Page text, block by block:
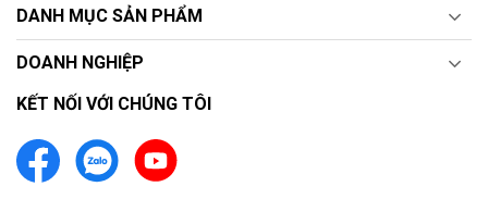
DANH MỤC SẢN PHẨM
DOANH NGHIỆP
KẾT NỐI VỚI CHÚNG TÔI